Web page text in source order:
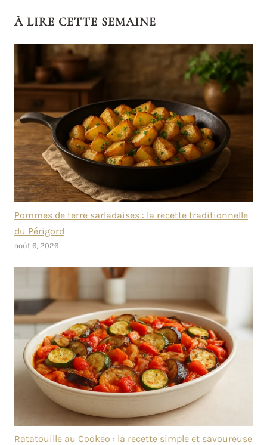
À LIRE CETTE SEMAINE
Pommes de terre sarladaises : la recette traditionnelle
du Périgord
août 6, 2026
Ratatouille au Cookeo : la recette simple et savoureuse